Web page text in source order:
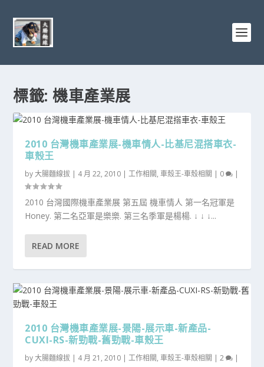
標籤:機車產業展
2010 台灣機車產業展-機車情人-比基尼混搭車衣-
車殼王
by大腸麵線拔 | 4 月 22, 2010 |工作相關,車殼王-車殼相關 | 0 |
2010 台灣國際機車產業展 第五屆 機車情人 第一名冠軍是
Honey. 第二名亞軍是樂樂. 第三名季軍是楊楊. ↓ ↓ ↓...
READ MORE
2010 台灣機車產業展-景陽-展示車-新產品-
CUXI-RS-新勁戰-舊勁戰-車殼王
by大腸麵線拔 | 4 月 21, 2010 |工作相關,車殼王-車殼相關 |2 |